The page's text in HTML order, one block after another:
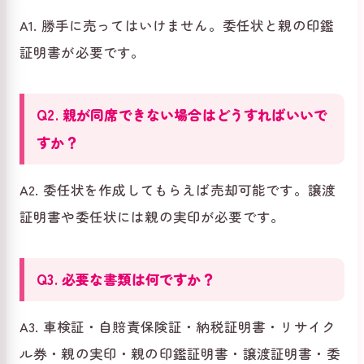
A1. 勝手に売ってはいけません。委任状と親の印鑑
証明書が必要です。
Q2. 親が同席できない場合はどうすればいいで
すか？
A2. 委任状を作成してもらえば売却可能です。譲渡
証明書や委任状には親の実印が必要です。
Q3. 必要な書類は何ですか？
A3. 車検証・自賠責保険証・納税証明書・リサイク
ル券・親の実印・親の印鑑証明書・譲渡証明書・委